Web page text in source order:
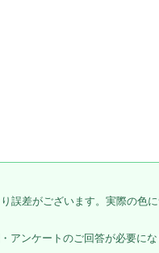
誤差がございます。実際の色
アンケートのご回答が必要にな